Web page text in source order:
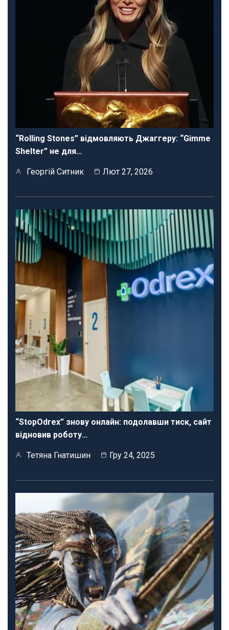
“Rolling Stones” відмовляють Джаггеру: “Gimme
Shelter” не для…
Георгій Ситник Лют 27, 2026
“StopOdrex” знову онлайн: подолавши тиск, сайт
відновив роботу…
Тетяна Гнатишин Гру 24, 2025